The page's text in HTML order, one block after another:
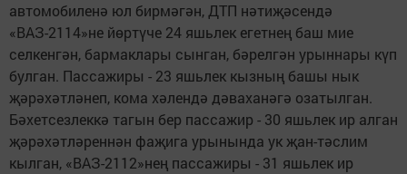
автомобиленә юл бирмәгән, ДТП нәтиҗәсендә
«ВАЗ-2114»не йөртүче 24 яшьлек егетнең баш мие
селкенгән, бармаклары сынган, бәрелгән урыннары күп
булган. Пассажиры - 23 яшьлек кызның башы нык
җәрәхәтләнеп, кома хәлендә дәваханәгә озатылган.
Бәхетсезлеккә тагын бер пассажир - 30 яшьлек ир алган
җәрәхәтләреннән фаҗига урынында ук җан-тәслим
кылган, «ВАЗ-2112»нең пассажиры - 31 яшьлек ир